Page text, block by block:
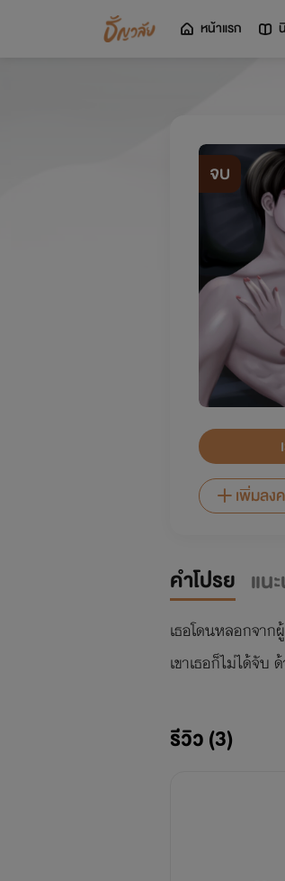
หน้าแรก
จบ
เพิ่มลง
คำโปรย แน
เธอโดนหลอกจาก
เขาเธอก็ไม่ได้จับ
รีวิว (3)